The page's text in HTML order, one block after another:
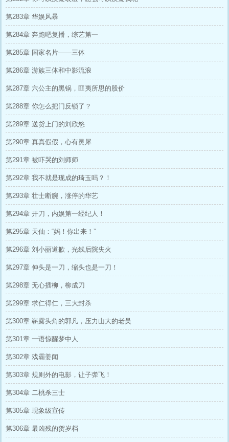
第283章 华娱风暴
第284章 奔跑吧复播，综艺第一
第285章 国家名片——三体
第286章 游族三体和中影流浪
第287章 六公主的黑锅，匪夷所思的股价
第288章 你怎么把门反锁了？
第289章 送货上门的刘欣悠
第290章 真真假假，心有灵犀
第291章 被吓哭的刘师师
第292章 我不就是现成的琦玉吗？！
第293章 壮士断腕，涨停的华艺
第294章 开刀，内娱第一经纪人！
第295章 天仙：“妈！你出来！”
第296章 刘小丽道歉，光线后院失火
第297章 伸头是一刀，缩头也是一刀！
第298章 无心插柳，柳成刀
第299章 求仁得仁，三大封杀
第300章 崭露头角的郭凡，压力山大的老吴
第301章 一语惊醒梦中人
第302章 戏霸姜闻
第303章 规则外的电影，让子弹飞！
第304章 二桃杀三士
第305章 现象级宣传
第306章 最凶残的贺岁档